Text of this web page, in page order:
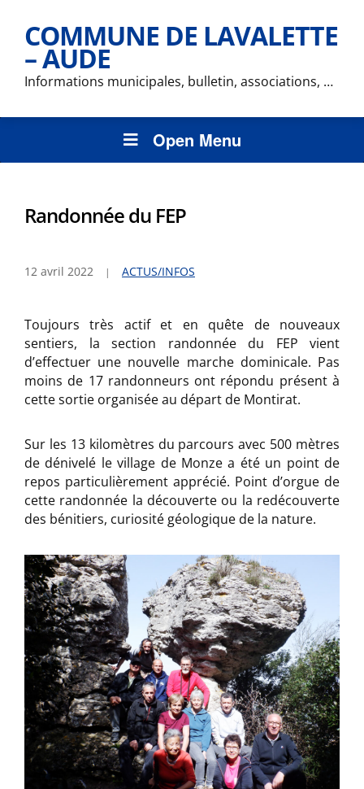
COMMUNE DE LAVALETTE
– AUDE
Informations municipales, bulletin, associations, …
Open Menu
Randonnée du FEP
12 avril 2022 ACTUS/INFOS
Toujours très actif et en quête de nouveaux
sentiers, la section randonnée du FEP vient
d’effectuer une nouvelle marche dominicale. Pas
moins de 17 randonneurs ont répondu présent à
cette sortie organisée au départ de Montirat.
Sur les 13 kilomètres du parcours avec 500 mètres
de dénivelé le village de Monze a été un point de
repos particulièrement apprécié. Point d’orgue de
cette randonnée la découverte ou la redécouverte
des bénitiers, curiosité géologique de la nature.